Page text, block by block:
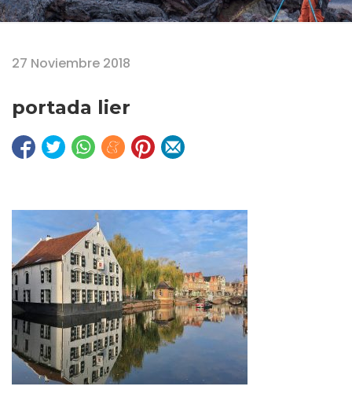
27 Noviembre 2018
portada lier